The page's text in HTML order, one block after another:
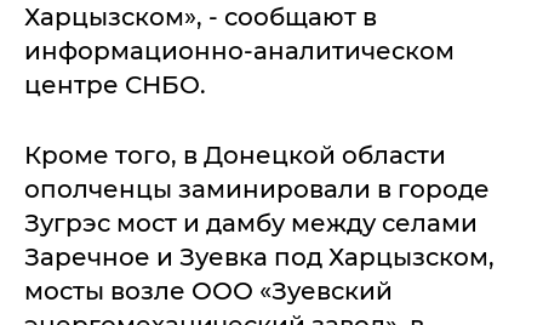
Харцызском», - сообщают в
информационно-аналитическом
центре СНБО.
Кроме того, в Донецкой области
ополченцы заминировали в городе
Зугрэс мост и дамбу между селами
Заречное и Зуевка под Харцызском,
мосты возле ООО «Зуевский